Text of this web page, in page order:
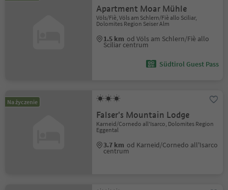
Apartment Moar Mühle
Völs/Fiè, Völs am Schlern/Fiè allo Sciliar,
Dolomites Region Seiser Alm
1.5 km od Völs am Schlern/Fiè allo
Sciliar centrum
Südtirol Guest Pass
Na życzenie
Falser's Mountain Lodge
Karneid/Cornedo all'Isarco, Dolomites Region
Eggental
3.7 km od Karneid/Cornedo all'Isarco
centrum